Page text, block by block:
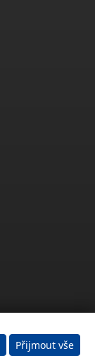
Přijmout vše